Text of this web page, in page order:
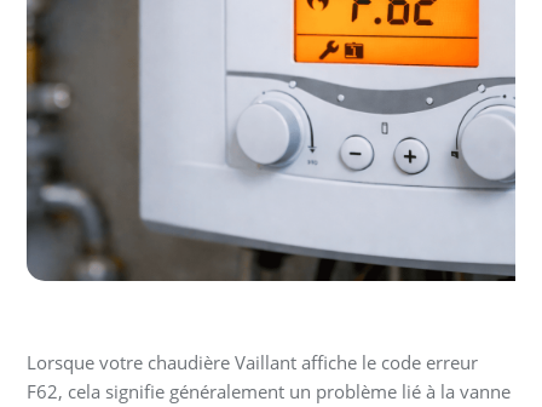
Lorsque votre chaudière Vaillant affiche le code erreur
F62, cela signifie généralement un problème lié à la vanne